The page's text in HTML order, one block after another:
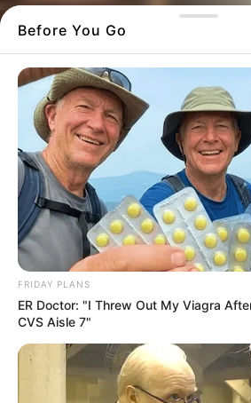
Μια αναπάντεχη συνάντηση
που τον έκανε να μείνει
οδηγούσε στην
σκιά να έρχεται από το
Η νύχτα είχε πέσει βαριά,
Before You Go
FRIDAY PLANS
ER Doctor: "I Threw Out My Viagra
CVS Aisle 7"